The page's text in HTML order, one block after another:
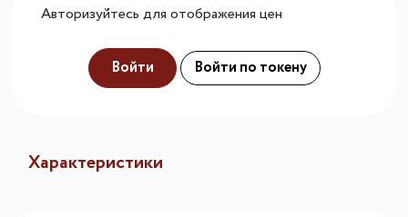
Авторизуйтесь для отображения цен
Войти Войти по токену
Характеристики